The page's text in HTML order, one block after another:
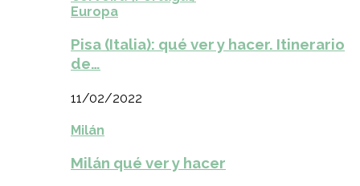
Europa
Pisa (Italia): qué ver y hacer. Itinerario
de…
11/02/2022
Milán
Milán qué ver y hacer